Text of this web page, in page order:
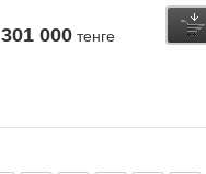
301 000тенге